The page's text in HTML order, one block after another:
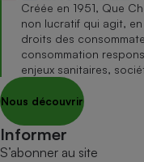
Créée en 1951, Que
non lucratif qui agit,
droits des
consommation
enjeux sanitaires,
Nous découvrir
Informer
S’abonner au site